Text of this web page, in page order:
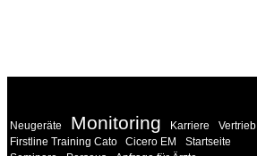
Neugeräte Monitoring Karriere
Vertrieb
Firstline Training Cato
Cicero EM
Startseite